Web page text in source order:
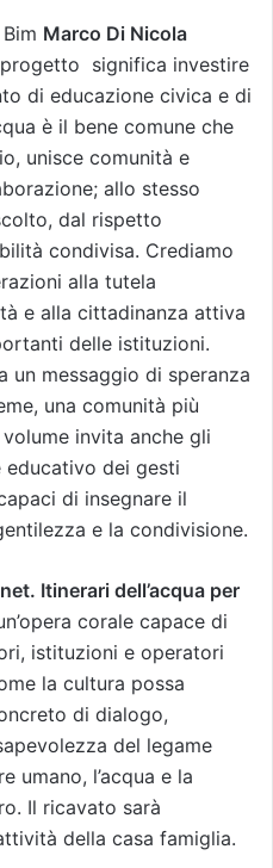
Marco Di Nicola
progetto significa investire
di educazione civica e di
è il bene comune che
unisce comunità e
allo stesso
dal rispetto
condivisa. Crediamo
alla tutela
e alla cittadinanza attiva
delle istituzioni.
un messaggio di speranza
una comunità più
invita anche gli
dei gesti
di insegnare il
e la condivisione.
Itinerari dell’acqua per
corale capace di
istituzioni e operatori
la cultura possa
di dialogo,
del legame
umano, l’acqua e la
Il ricavato sarà
della casa famiglia.